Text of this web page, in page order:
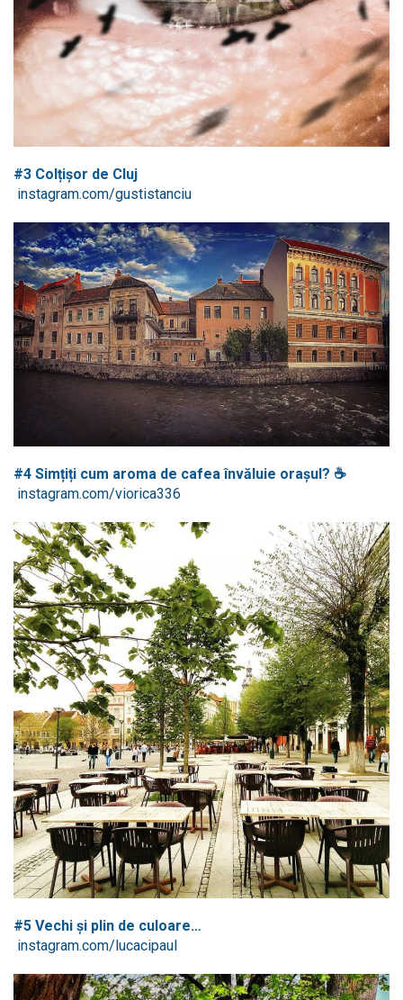
#3 Colțișor de Cluj
instagram.com/gustistanciu
#4 Simțiți cum aroma de cafea învăluie orașul? ☕
instagram.com/viorica336
#5 Vechi și plin de culoare…
instagram.com/lucacipaul